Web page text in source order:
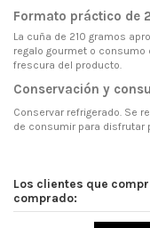
Formato práctico de
La cuña de 210 gramos
regalo gourmet o
frescura del producto.
Conservación y
Conservar refrigerado. Se
de consumir para disfrutar
Los clientes que
comprado: